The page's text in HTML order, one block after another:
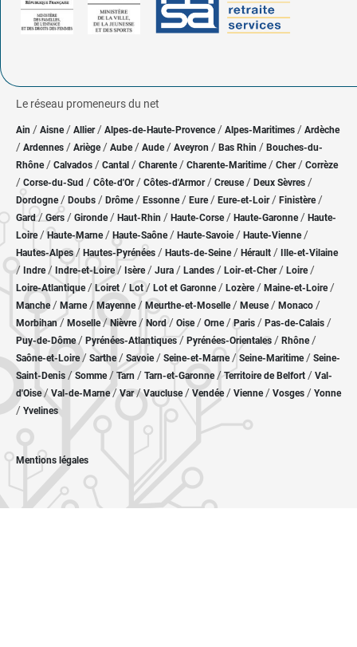
Le réseau promeneurs du net
Ain / Aisne/ Allier/ Alpes-de-Haute-Provence / Alpes-Maritimes / Ardèche
/ Ardennes / Ariège/ Aube/ Aude / Aveyron / Bas Rhin / Bouches-du-
Rhône/ Calvados / Cantal / Charente / Charente-Maritime/ Cher / Corrèze
/ Corse-du-Sud / Côte-d'Or / Côtes-d'Armor/ Creuse/ Deux Sèvres /
Dordogne/ Doubs / Drôme/ Essonne / Eure/ Eure-et-Loir / Finistère/
Gard/Gers / Gironde/ Haut-Rhin / Haute-Corse/ Haute-Garonne/ Haute-
Loire/Haute-Marne/ Haute-Saône/ Haute-Savoie/ Haute-Vienne/
Hautes-Alpes/ Hautes-Pyrénées / Hauts-de-Seine/ Hérault / Ille-et-Vilaine
/ Indre/ Indre-et-Loire/ Isère/ Jura / Landes / Loir-et-Cher/ Loire/
Loire-Atlantique/ Loiret / Lot/ Lot et Garonne/ Lozère / Maine-et-Loire/
Manche/ Marne/ Mayenne/ Meurthe-et-Moselle/ Meuse/ Monaco /
Morbihan/ Moselle/ Nièvre / Nord/ Oise / Orne/Paris / Pas-de-Calais /
Puy-de-Dôme/ Pyrénées-Atlantiques / Pyrénées-Orientales / Rhône/
Saône-et-Loire/ Sarthe/ Savoie/ Seine-et-Marne/ Seine-Maritime/ Seine-
Saint-Denis /Somme/ Tarn / Tarn-et-Garonne/Territoire de Belfort / Val-
d'Oise/ Val-de-Marne/Var/Vaucluse/ Vendée/ Vienne/ Vosges / Yonne
/ Yvelines
Mentions légales